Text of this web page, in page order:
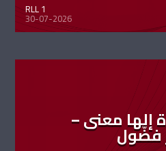
RLL 1
30-07-2026
إلها معنى –
فضّول